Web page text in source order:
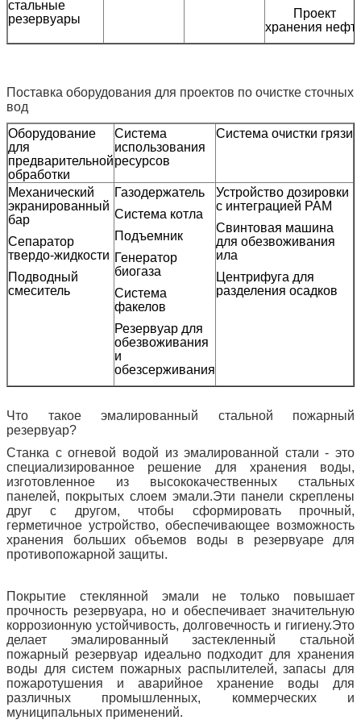
стальные
резервуары
Проект
хранения
Поставка оборудования для проектов по очистке сточных
вод
Оборудование
для
предварительной
обработки
Система
использования
ресурсов
Система очистки грязи
Механический
экранированный
бар
Сепаратор
твердо-жидкости
Подводный
смеситель
Газодержатель
Система котла
Подъемник
Генератор
биогаза
Система
факелов
Резервуар для
обезвоживания
и
обезсерживания
Устройство дозировки
с интеграцией PAM
Свинтовая машина
для обезвоживания
ила
Центрифуга для
разделения осадков
Что такое эмалированный стальной пожарный
резервуар?
Станка с огневой водой из эмалированной стали - это
специализированное решение для хранения воды,
изготовленное из высококачественных стальных
панелей, покрытых слоем эмали.Эти панели скреплены
друг с другом, чтобы сформировать прочный,
герметичное устройство, обеспечивающее возможность
хранения больших объемов воды в резервуаре для
противопожарной защиты.
Покрытие стеклянной эмали не только повышает
прочность резервуара, но и обеспечивает значительную
коррозионную устойчивость, долговечность и гигиену.Это
делает эмалированный застекленный стальной
пожарный резервуар идеально подходит для хранения
воды для систем пожарных распылителей, запасы для
пожаротушения и аварийное хранение воды для
различных промышленных, коммерческих и
муниципальных применений.